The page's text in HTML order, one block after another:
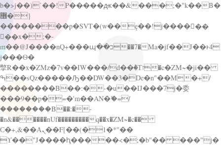
b�>j��)΄��!P�����ԫ��&���;�"k��B�
޶�}
��������p�SVT�(w��ę��!j������
��x�;�-
m��@J����nQ+���պ��כ��7�Ma�jf��J��ͱ4
j���Ѳ�
撆R��x�ZMz�7v��IW���/d��ٞ�Тז�c�ZM~�ji��
ߒ��sQz�����Ԡ��DW��3�De�n"��M�+/
��������B��:�-�u��IJ���7j�委
���9��p�=�'m��AN�ޭ�=/
��������B��:�-
�n&������nUf���������q��x�ZM~�c��
Ϲ�+,&��Ὰܢ��F[��(�1�*"��
ϒ��"J����ԧ�����<�;�b"�� ���"j�